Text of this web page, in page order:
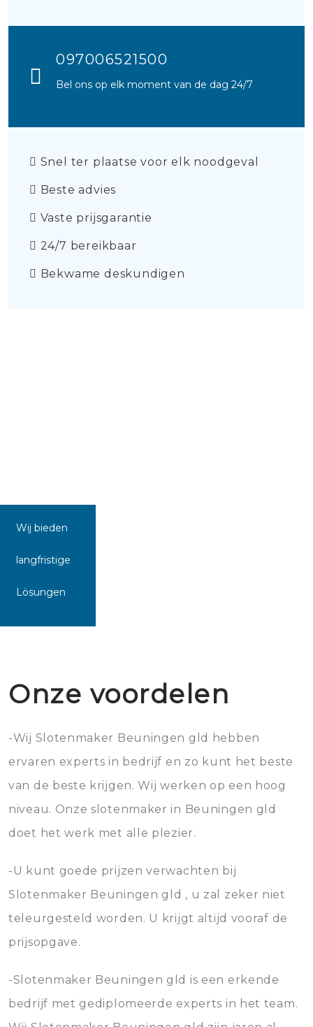
097006521500
Bel ons op elk moment van de dag 24/7
Snel ter plaatse voor elk noodgeval
Beste advies
Vaste prijsgarantie
24/7 bereikbaar
Bekwame deskundigen
Wij bieden
langfristige
Lösungen
Onze voordelen
-Wij Slotenmaker Beuningen gld hebben
ervaren experts in bedrijf en zo kunt het beste
van de beste krijgen. Wij werken op een hoog
niveau. Onze slotenmaker in Beuningen gld
doet het werk met alle plezier.
-U kunt goede prijzen verwachten bij
Slotenmaker Beuningen gld , u zal zeker niet
teleurgesteld worden. U krijgt altijd vooraf de
prijsopgave.
-Slotenmaker Beuningen gld is een erkende
bedrijf met gediplomeerde experts in het team.